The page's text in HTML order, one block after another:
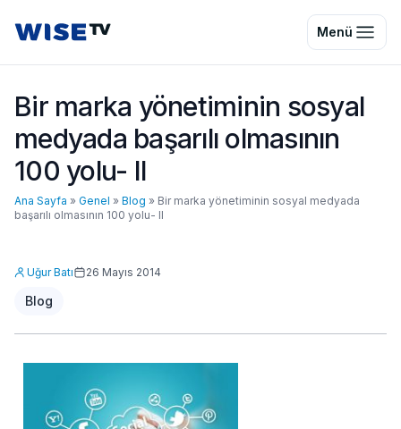
Wise TV Menü
Bir marka yönetiminin sosyal
medyada başarılı olmasının
100 yolu- II
Ana Sayfa » Genel » Blog » Bir marka yönetiminin sosyal medyada
başarılı olmasının 100 yolu- II
Uğur Batı 26 Mayıs 2014
Blog